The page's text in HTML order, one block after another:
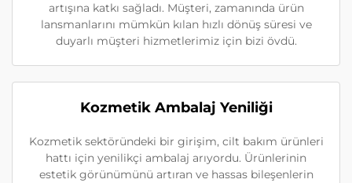
artışına katkı sağladı. Müşteri, zamanında ürün
lansmanlarını mümkün kılan hızlı dönüş süresi ve
duyarlı müşteri hizmetlerimiz için bizi övdü.
Kozmetik Ambalaj Yeniliği
Kozmetik sektöründeki bir girişim, cilt bakım ürünleri
hattı için yenilikçi ambalaj arıyordu. Ürünlerinin
estetik görünümünü artıran ve hassas bileşenlerin